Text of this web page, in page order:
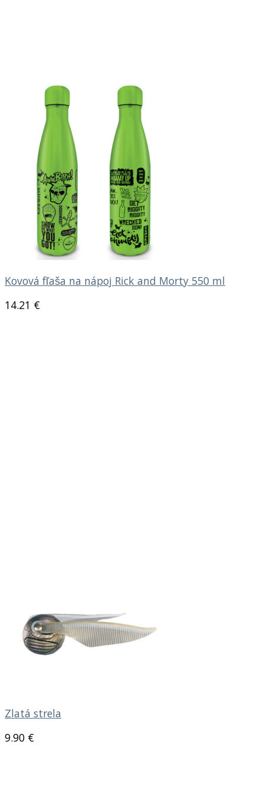
Kovová fľaša na nápoj Rick and Morty 550 ml
14.21 €
Zlatá strela
9.90 €